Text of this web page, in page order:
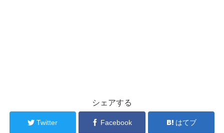
シェアする
Twitter Facebook はてブ